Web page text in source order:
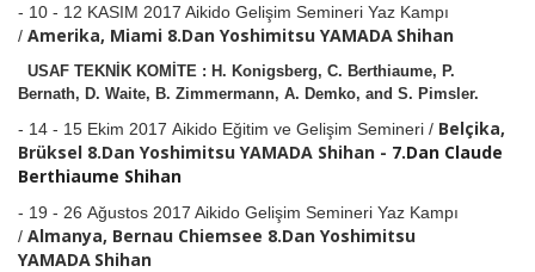
- 10 - 12 KASIM 2017 Aikido Gelişim Semineri Yaz Kampı
/ Amerika, Miami 8.Dan Yoshimitsu YAMADA Shihan
USAF TEKNİK KOMİTE : H. Konigsberg, C. Berthiaume, P.
Bernath, D. Waite, B. Zimmermann, A. Demko, and S. Pimsler.
- 14 - 15 Ekim 2017 Aikido Eğitim ve Gelişim Semineri / Belçika,
Brüksel 8.Dan Yoshimitsu YAMADA Shihan - 7.Dan Claude
Berthiaume Shihan
- 19 - 26 Ağustos 2017 Aikido Gelişim Semineri Yaz Kampı
/ Almanya, Bernau Chiemsee 8.Dan Yoshimitsu
YAMADA Shihan